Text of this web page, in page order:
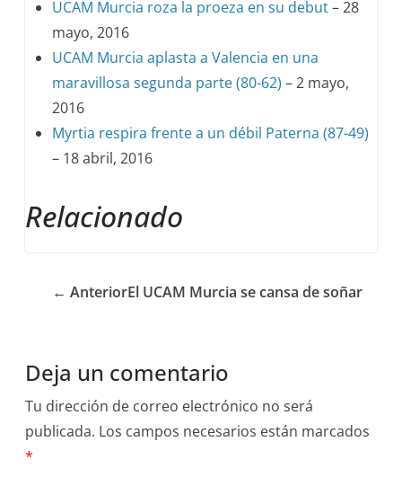
UCAM Murcia roza la proeza en su debut– 28
mayo, 2016
UCAM Murcia aplasta a Valencia en una
maravillosa segunda parte (80-62) – 2 mayo,
2016
Myrtia respira frente a un débil Paterna (87-49)
– 18 abril, 2016
Relacionado
← AnteriorEl UCAM Murcia se cansa de soñar
Deja un comentario
Tu dirección de correo electrónico no será
publicada. Los campos necesarios están marcados
*